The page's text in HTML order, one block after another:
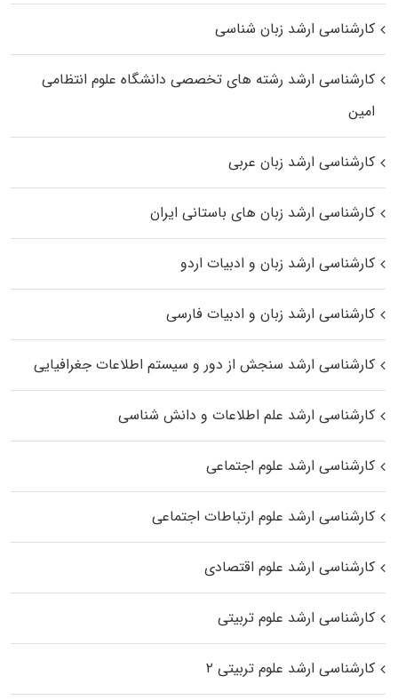
کارشناسی ارشد زبان شناسی
کارشناسی ارشد رﺷﺘﻪ ﻫﺎی تخصصی داﻧﺸﮕﺎه ﻋﻠﻮم انتظامی
اﻣﻴﻦ
کارشناسی ارشد زبان عربی
کارشناسی ارشد زبان‌ های باستانی ایران
کارشناسی ارشد زبان و ادبیات اردو
کارشناسی ارشد زبان و ادبیات فارسی
کارشناسی ارشد سنجش از دور و سیستم اطلاعات جغرافیایی
کارشناسی ارشد علم اطلاعات و دانش شناسی
کارشناسی ارشد علوم اجتماعی
کارشناسی ارشد علوم ارتباطات اجتماعی
کارشناسی ارشد علوم اقتصادی
کارشناسی ارشد علوم تربیتی
کارشناسی ارشد علوم تربیتی ۲